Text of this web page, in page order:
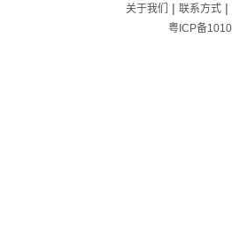
关于我们 | 联系方式|
粤ICP备